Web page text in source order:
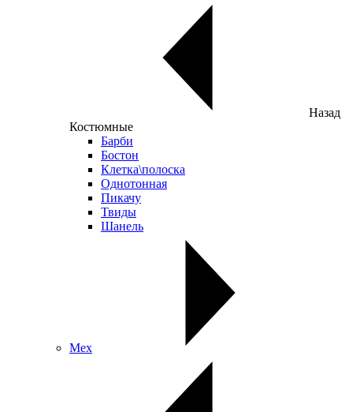
Назад
Костюмные
Барби
Бостон
Клетка\полоска
Однотонная
Пикачу
Твиды
Шанель
Мех